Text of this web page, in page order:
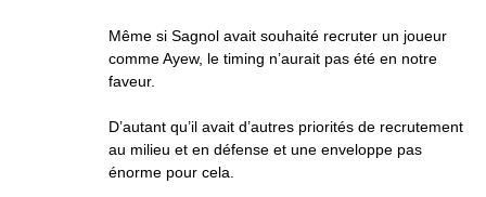
Même si Sagnol avait souhaité recruter un joueur
comme Ayew, le timing n’aurait pas été en notre
faveur.
D’autant qu’il avait d’autres priorités de recrutement
au milieu et en défense et une enveloppe pas
énorme pour cela.